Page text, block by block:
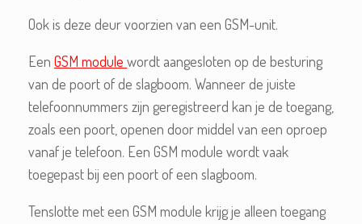
Ook is deze deur voorzien van een GSM-unit.
Een GSM module wordt aangesloten op de besturing
van de poort of de slagboom. Wanneer de juiste
telefoonnummers zijn geregistreerd kan je de toegang,
zoals een poort, openen door middel van een oproep
vanaf je telefoon. Een GSM module wordt vaak
toegepast bij een poort of een slagboom.
Tenslotte met een GSM module krijg je alleen toegang